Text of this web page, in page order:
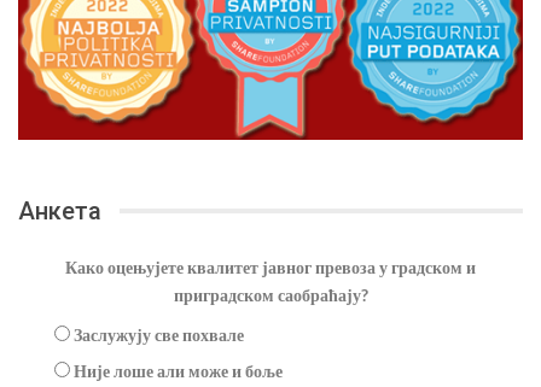
Анкета
Како оцењујете квалитет јавног превоза у градском и
приградском саобраћају?
Заслужују све похвале
Није лоше али може и боље